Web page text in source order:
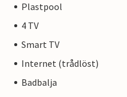
Plastpool
4 TV
Smart TV
Internet (trådlöst)
Badbalja